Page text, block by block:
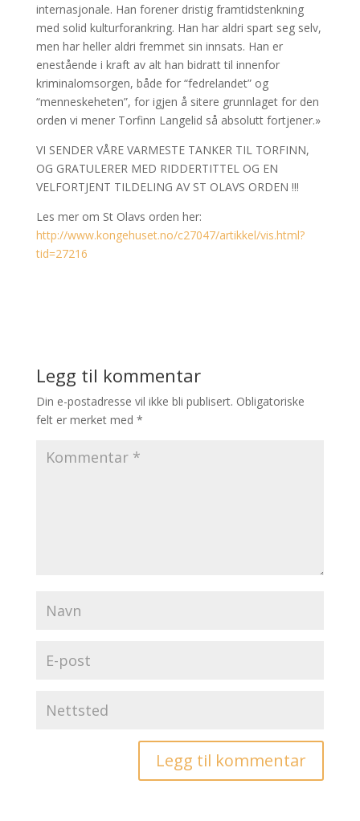
internasjonale. Han forener dristig framtidstenkning
med solid kulturforankring. Han har aldri spart seg selv,
men har heller aldri fremmet sin innsats. Han er
enestående i kraft av alt han bidratt til innenfor
kriminalomsorgen, både for “fedrelandet” og
“menneskeheten”, for igjen å sitere grunnlaget for den
orden vi mener Torfinn Langelid så absolutt fortjener.»
VI SENDER VÅRE VARMESTE TANKER TIL TORFINN,
OG GRATULERER MED RIDDERTITTEL OG EN
VELFORTJENT TILDELING AV ST OLAVS ORDEN !!!
Les mer om St Olavs orden her:
http://www.kongehuset.no/c27047/artikkel/vis.html?
tid=27216
Legg til kommentar
Din e-postadresse vil ikke bli publisert. Obligatoriske
felt er merket med *